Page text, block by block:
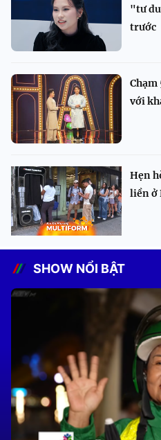
"tư
trước
Chạm
với
Hẹn
liền ở
SHOW NỔI BẬT